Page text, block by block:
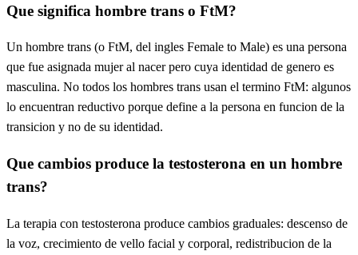
Que significa hombre trans o FtM?
Un hombre trans (o FtM, del ingles Female to Male) es una persona
que fue asignada mujer al nacer pero cuya identidad de genero es
masculina. No todos los hombres trans usan el termino FtM: algunos
lo encuentran reductivo porque define a la persona en funcion de la
transicion y no de su identidad.
Que cambios produce la testosterona en un hombre
trans?
La terapia con testosterona produce cambios graduales: descenso de
la voz, crecimiento de vello facial y corporal, redistribucion de la